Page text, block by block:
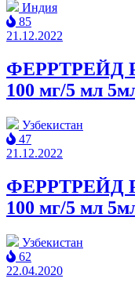
Индия
85
21.12.2022
ФЕРРТРЕЙД
100 мг/5 мл
Узбекистан
47
21.12.2022
ФЕРРТРЕЙД
100 мг/5 мл
Узбекистан
62
22.04.2020